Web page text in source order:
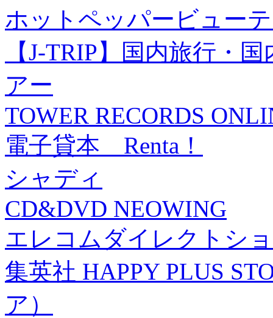
ホットペッパービュー
【J-TRIP】国内旅行・
アー
TOWER RECORDS
電子貸本 Renta！
シャディ
CD&DVD NEOWING
エレコムダイレクトシ
集英社 HAPPY PLUS
ア）